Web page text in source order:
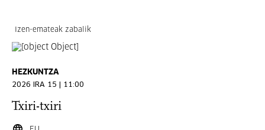
Izen-emateak zabalik
HEZKUNTZA
2026 IRA 15 | 11:00
Txiri-txiri